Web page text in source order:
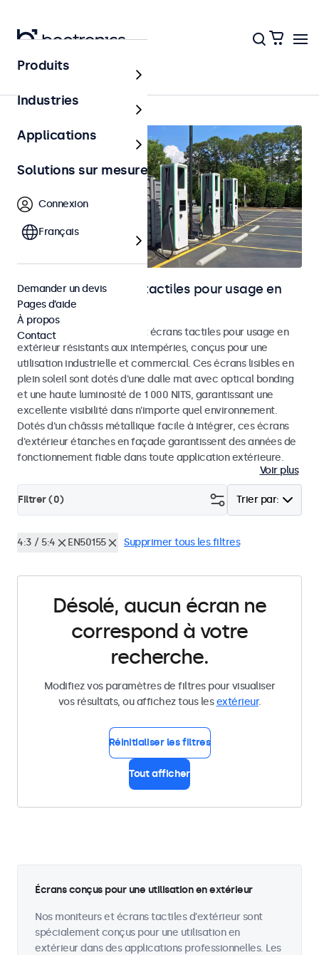
Accueil
Moniteurs et écrans tactiles pour usage en
extérieur
Découvrez nos moniteurs et écrans tactiles pour usage en
extérieur résistants aux intempéries, conçus pour une
utilisation industrielle et commercial. Ces écrans lisibles en
plein soleil sont dotés d'une dalle mat avec optical bonding
et une haute luminosité de 1 000 NITS, garantissant une
excellente visibilité dans n'importe quel environnement.
Dotés d'un châssis métallique facile à intégrer, ces écrans
d'extérieur étanches en façade garantissent des années de
fonctionnement fiable dans toute application extérieure.
Voir plus
Trier par:
Filtrer (0)
4:3 / 5:4 EN50155 Supprimer tous les filtres
Désolé, aucun écran ne
correspond à votre
recherche.
Modifiez vos paramètres de filtres pour visualiser
vos résultats, ou affichez tous lesextérieur.
Réinitialiser les filtres
Tout afficher
Écrans conçus pour une utilisation en extérieur
Nos moniteurs et écrans tactiles d'extérieur sont
spécialement conçus pour une utilisation en
extérieur dans des applications professionnelles. Les
Produits
Industries
Applications
Solutions sur mesure
Connexion
Français
Demander un devis
Pages d’aide
À propos
Contact